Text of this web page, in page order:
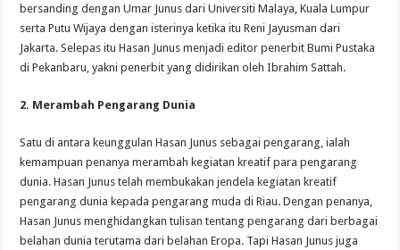
bersanding dengan Umar Junus dari Universiti Malaya, Kuala Lumpur
serta Putu Wijaya dengan isterinya ketika itu Reni Jayusman dari
Jakarta. Selepas itu Hasan Junus menjadi editor penerbit Bumi Pustaka
di Pekanbaru, yakni penerbit yang didirikan oleh Ibrahim Sattah.
2. Merambah Pengarang Dunia
Satu di antara keunggulan Hasan Junus sebagai pengarang, ialah
kemampuan penanya merambah kegiatan kreatif para pengarang
dunia. Hasan Junus telah membukakan jendela kegiatan kreatif
pengarang dunia kepada pengarang muda di Riau. Dengan penanya,
Hasan Junus menghidangkan tulisan tentang pengarang dari berbagai
belahan dunia terutama dari belahan Eropa. Tapi Hasan Junus juga